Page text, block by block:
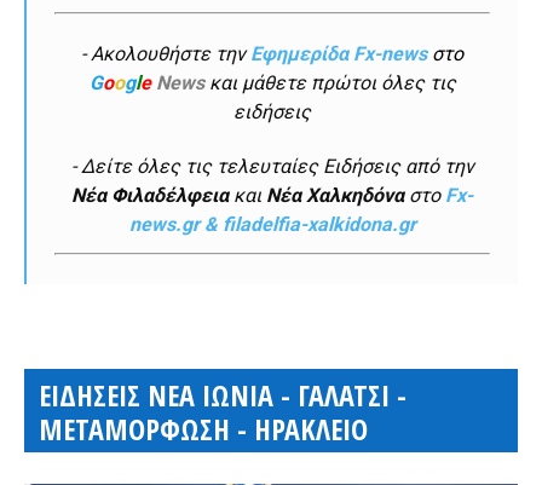
- Ακολουθήστε τηνΕφημερίδα Fx-newsστο
Google Newsκαι μάθετε πρώτοι όλες τις
ειδήσεις
- Δείτε όλες τις τελευταίες Ειδήσεις από την
Νέα Φιλαδέλφειακαι Νέα Χαλκηδόναστο Fx-
news.gr & filadelfia-xalkidona.gr
ΕΙΔΗΣΕΙΣ ΝΕΑ ΙΩΝΙΑ - ΓΑΛΑΤΣΙ -
ΜΕΤΑΜΟΡΦΩΣΗ - ΗΡΑΚΛΕΙΟ